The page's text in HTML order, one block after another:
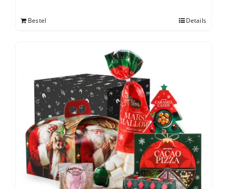
Bestel Details